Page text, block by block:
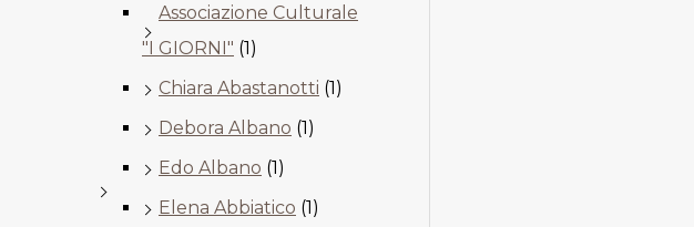
Associazione Culturale
"I GIORNI" (1)
Chiara Abastanotti (1)
Debora Albano (1)
Edo Albano (1)
Elena Abbiatico (1)